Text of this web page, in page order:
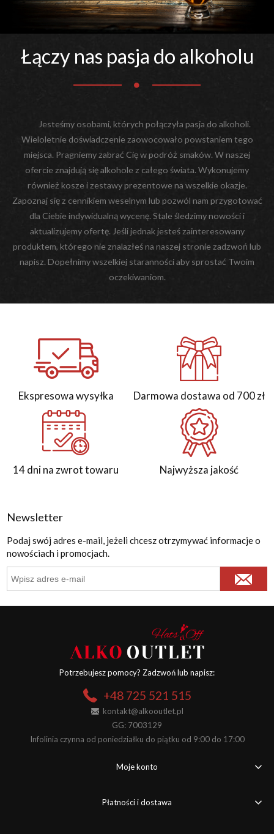
Łączy nas pasja do alkoholu
Jesteśmy osobami, których połączyła pasja do alkoholi.
Wieloletnie doświadczenie zaowocowało powstaniem tego
miejsca. Pragniemy zabrać Cię w podróż smaków. W naszej
ofercie znajdują się alkohole z całego świata. Wykonujemy
również kosze i zestawy prezentowe na wszelkie okazje.
Zapoznaj się z cennikiem weselnym lub pozwól nam przygotować
dla Ciebie indywidualną wycenę. Stale śledzimy nowości i
aktualizujemy ofertę. Jeśli jednak jesteś zainteresowany
produktem, którego nie znalazłeś na naszej stronie zadzwoń lub
napisz. Dopełnimy wszelkiej staranności aby sprostać Twoim
oczekiwaniom.
Ekspresowa wysyłka Darmowa dostawa od 700 zł
14 dni na zwrot towaru Najwyższa jakość
Newsletter
Podaj swój adres e-mail, jeżeli chcesz otrzymywać informacje o
nowościach i promocjach.
Potrzebujesz pomocy? Zadzwoń lub napisz:
+48 725 521 515
kontakt@alkooutlet.pl
GG: 7003129
Infolinia czynna od poniedziałku do piątku od 9:00 do 17:00
Moje konto
Płatności i dostawa